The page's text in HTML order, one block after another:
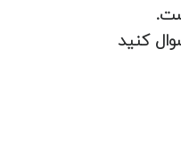
کنید